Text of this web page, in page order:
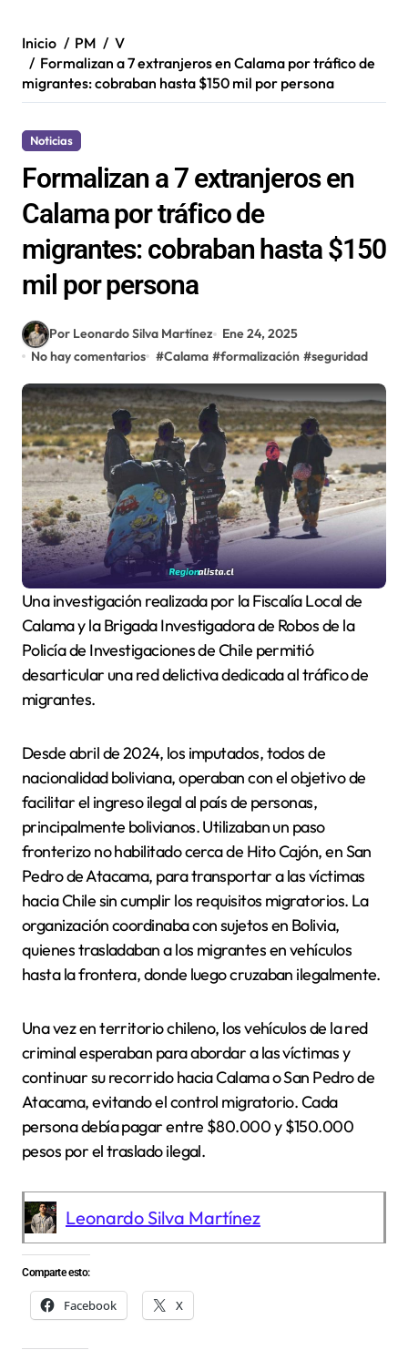
Inicio PM
V
Formalizan a 7 extranjeros en Calama por tráfico de
migrantes: cobraban hasta $150 mil por persona
Noticias
Formalizan a 7 extranjeros en
Calama por tráfico de
migrantes: cobraban hasta $150
mil por persona
Por Leonardo Silva Martínez
Ene 24, 2025
No hay comentarios #Calama #formalización #seguridad
Una investigación realizada por la Fiscalía Local de
Calama y la Brigada Investigadora de Robos de la
Policía de Investigaciones de Chile permitió
desarticular una red delictiva dedicada al tráfico de
migrantes.
Desde abril de 2024, los imputados, todos de
nacionalidad boliviana, operaban con el objetivo de
facilitar el ingreso ilegal al país de personas,
principalmente bolivianos. Utilizaban un paso
fronterizo no habilitado cerca de Hito Cajón, en San
Pedro de Atacama, para transportar a las víctimas
hacia Chile sin cumplir los requisitos migratorios. La
organización coordinaba con sujetos en Bolivia,
quienes trasladaban a los migrantes en vehículos
hasta la frontera, donde luego cruzaban ilegalmente.
Una vez en territorio chileno, los vehículos de la red
criminal esperaban para abordar a las víctimas y
continuar su recorrido hacia Calama o San Pedro de
Atacama, evitando el control migratorio. Cada
persona debía pagar entre $80.000 y $150.000
pesos por el traslado ilegal.
Leonardo Silva Martínez
Comparte esto:
Facebook X